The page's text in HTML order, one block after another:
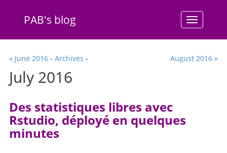
Menu
PAB's blog
« June 2016- Archives - August 2016 »
July 2016
Des statistiques libres avec
Rstudio, déployé en quelques
minutes